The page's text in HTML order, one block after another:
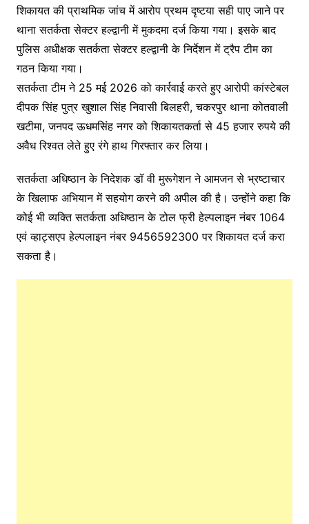
शिकायत की प्राथमिक जांच में आरोप प्रथम दृष्टया सही पाए जाने पर
थाना सतर्कता सेक्टर हल्द्वानी में मुकदमा दर्ज किया गया। इसके बाद
पुलिस अधीक्षक सतर्कता सेक्टर हल्द्वानी के निर्देशन में ट्रैप टीम का
गठन किया गया।
सतर्कता टीम ने 25 मई 2026 को कार्रवाई करते हुए आरोपी कांस्टेबल
दीपक सिंह पुत्र खुशाल सिंह निवासी बिलहरी, चकरपुर थाना कोतवाली
खटीमा, जनपद ऊधमसिंह नगर को शिकायतकर्ता से 45 हजार रुपये की
अवैध रिश्वत लेते हुए रंगे हाथ गिरफ्तार कर लिया।
सतर्कता अधिष्ठान के निदेशक डॉ वी मुरूगेशन ने आमजन से भ्रष्टाचार
के खिलाफ अभियान में सहयोग करने की अपील की है। उन्होंने कहा कि
कोई भी व्यक्ति सतर्कता अधिष्ठान के टोल फ्री हेल्पलाइन नंबर 1064
एवं व्हाट्सएप हेल्पलाइन नंबर 9456592300 पर शिकायत दर्ज करा
सकता है।